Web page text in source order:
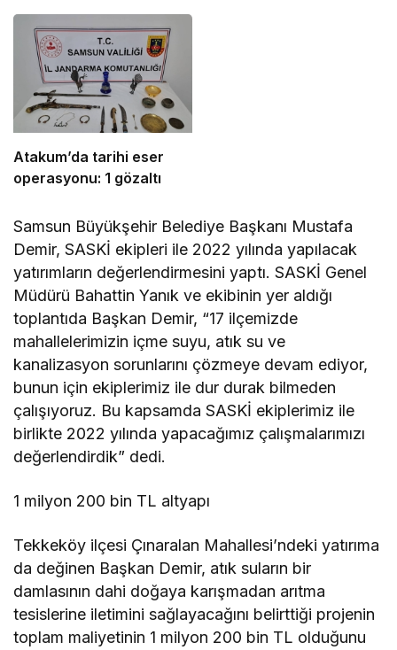
Atakum’da tarihi eser
operasyonu: 1 gözaltı
Samsun Büyükşehir Belediye Başkanı Mustafa
Demir, SASKİ ekipleri ile 2022 yılında yapılacak
yatırımların değerlendirmesini yaptı. SASKİ Genel
Müdürü Bahattin Yanık ve ekibinin yer aldığı
toplantıda Başkan Demir, “17 ilçemizde
mahallelerimizin içme suyu, atık su ve
kanalizasyon sorunlarını çözmeye devam ediyor,
bunun için ekiplerimiz ile dur durak bilmeden
çalışıyoruz. Bu kapsamda SASKİ ekiplerimiz ile
birlikte 2022 yılında yapacağımız çalışmalarımızı
değerlendirdik” dedi.
1 milyon 200 bin TL altyapı
Tekkeköy ilçesi Çınaralan Mahallesi’ndeki yatırıma
da değinen Başkan Demir, atık suların bir
damlasının dahi doğaya karışmadan arıtma
tesislerine iletimini sağlayacağını belirttiği projenin
toplam maliyetinin 1 milyon 200 bin TL olduğunu